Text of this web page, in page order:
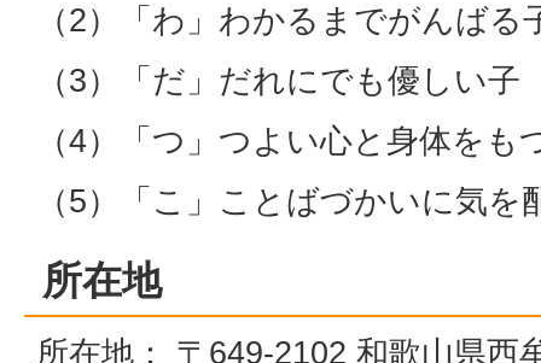
（2）「わ」わかるまでがんばる
（3）「だ」だれにでも優しい子
（4）「つ」つよい心と身体をも
（5）「こ」ことばづかいに気を
所在地
所在地： 〒649-2102 和歌山県西